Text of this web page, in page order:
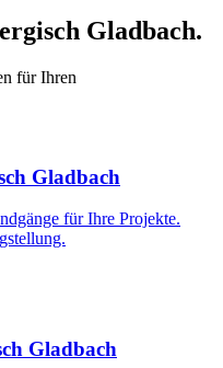
Gladbach.
für Ihren
Gladbach
für Ihre Projekte.
Gladbach